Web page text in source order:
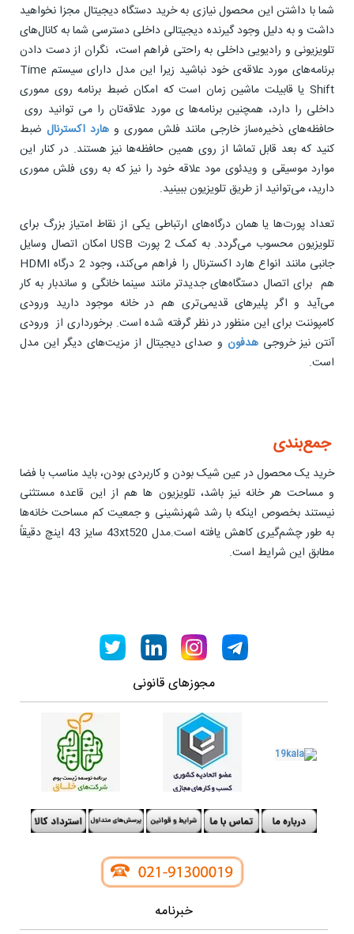
شما با داشتن این محصول نیازی به خرید دستگاه دیجیتال مجزا نخواهید
داشت و به دلیل وجود گیرنده دیجیتالی داخلی دسترسی شما به کانال‌های
تلویزیونی و رادیویی داخلی به راحتی فراهم است، نگران از دست دادن
برنامه‌های مورد علاقه‌ی خود نباشید زیرا این مدل دارای سیستم Time
Shift یا قابیلت ماشین زمان است که امکان ضبط برنامه روی مموری
داخلی را دارد، همچنین برنامه‌ها ی مورد علاقه‌تان را می توانید روی
حافظه‌های ذخیره‌ساز خارجی مانند فلش مموری و هارد اکسترنال ضبط
کنید که بعد قابل تماشا از روی همین حافظه‌ها نیز هستند. در کنار این
موارد موسیقی و ویدئوی مود علاقه خود را نیز که به روی فلش مموری
دارید، می‌توانید از طریق تلویزیون ببینید.
تعداد پورت‌ها یا همان درگاه‌های ارتباطی یکی از نقاط امتیاز بزرگ برای
تلویزیون محسوب می‌گردد. به کمک 2 پورت USB امکان اتصال وسایل
جانبی مانند انواع هارد اکسترنال را فراهم می‌کند، وجود 2 درگاه HDMI
هم برای اتصال دستگاه‌های جدیدتر مانند سینما خانگی و ساندبار به کار
می‌آید و اگر پلیرهای قدیمی‌تری هم در خانه موجود دارید ورودی
کامپوننت برای این منظور در نظر گرفته شده است. برخورداری از ورودی
آنتن نیز خروجیهدفون و صدای دیجیتال از مزیت‌های دیگر این مدل
است.
جمع‌بندی
خرید یک محصول در عین شیک بودن و کاربردی بودن، باید مناسب با فضا
و مساحت هر خانه نیز باشد، تلویزیون ها هم از این قاعده مستثنی
نیستند بخصوص اینکه با رشد شهرنشینی و جمعیت کم مساحت خانه‌ها
به طور چشم‌گیری کاهش یافته است.مدل 43xt520 سایز 43 اینچ دقیقاً
مطابق این شرایط است.
مجوزهای قانونی
خبرنامه